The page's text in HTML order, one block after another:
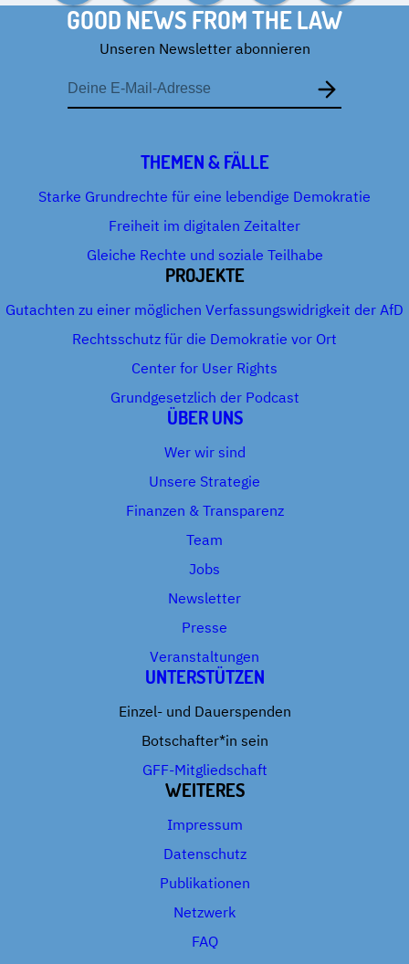
GOOD NEWS FROM THE LAW
Unseren Newsletter abonnieren
E-
Mail-
Adresse
THEMEN & FÄLLE
Starke Grundrechte für eine lebendige Demokratie
Freiheit im digitalen Zeitalter
Gleiche Rechte und soziale Teilhabe
PROJEKTE
Gutachten zu einer möglichen Verfassungswidrigkeit der AfD
Rechtsschutz für die Demokratie vor Ort
Center for User Rights
Grundgesetzlich der Podcast
ÜBER UNS
Wer wir sind
Unsere Strategie
Finanzen & Transparenz
Team
Jobs
Newsletter
Presse
Veranstaltungen
UNTERSTÜTZEN
Einzel- und Dauerspenden
Botschafter*in sein
GFF-Mitgliedschaft
WEITERES
Impressum
Datenschutz
Publikationen
Netzwerk
FAQ